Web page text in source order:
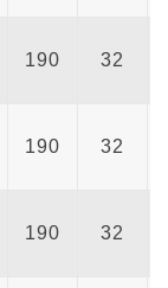
190 32
190 32
190 32